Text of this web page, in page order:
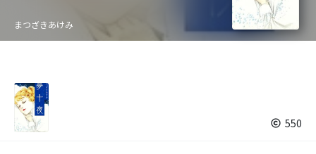
まつざきあけみ
550